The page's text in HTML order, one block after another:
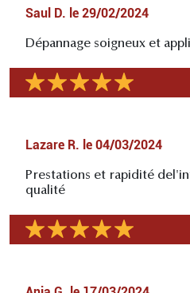
Saul D. le 29/02/2024
Dépannage soigneux et
Lazare R. le 04/03/2024
Prestations et rapidité
qualité